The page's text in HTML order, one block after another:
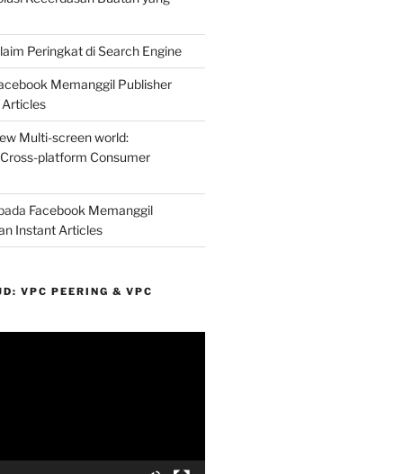
Peringkat di Search Engine
Memanggil Publisher
Multi-screen world:
platform Consumer
Facebook Memanggil
Instant Articles
VPC PEERING & VPC